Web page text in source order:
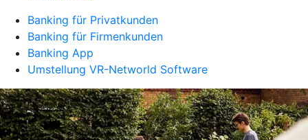
Banking für Privatkunden
Banking für Firmenkunden
Banking App
Umstellung VR-Networld Software